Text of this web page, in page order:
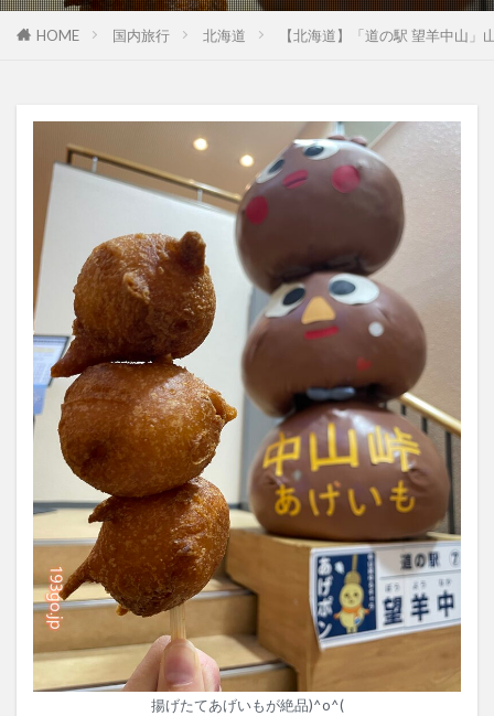
HOME 国内旅行 北海道 【北海道】「道の駅 望羊中山
揚げたてあげいもが絶品)^o^(